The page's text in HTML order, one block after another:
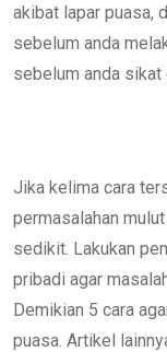
akibat lapar puasa,
sebelum anda
sebelum anda sikat
Jika kelima cara
permasalahan
sedikit. Lakukan
pribadi agar
Demikian 5 cara
puasa. Artikel